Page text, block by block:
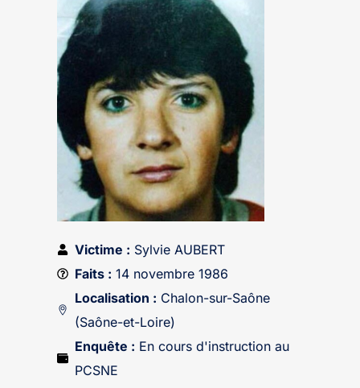
Victime : Sylvie AUBERT
Faits : 14 novembre 1986
Localisation : Chalon-sur-Saône
(Saône-et-Loire)
Enquête : En cours d'instruction au
PCSNE